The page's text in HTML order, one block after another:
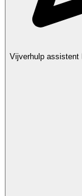
Vijverhulp assistent